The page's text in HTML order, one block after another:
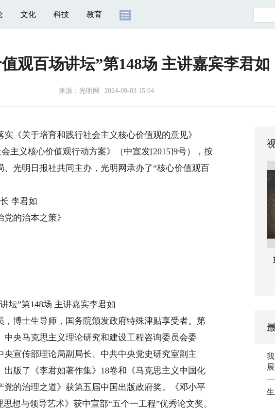
文化 科技 教育
观百场讲坛”第148场 主讲嘉宾李君如
来源： 光明网 2024-09-03 15:04
关于培育和践行社会主义核心价值观的意见》
主义核心价值观行动方案》（中宣发[2015]9号），按
光明日报社共同主办，光明网承办了“核心价值观百
李君如
的治本之策》
士生导师，国务院颁发政府特殊津贴享受者。第
央马克思主义理论研究和建设工程咨询委员会委
宣传部理论局副局长、中共中央党史研究室副主
版了《李君如著作集》18卷和《马克思主义中国化
的治理之道》获第五届中国出版政府奖。《邓小平
想与领导艺术》获中宣部“五个一工程”优秀论文奖。